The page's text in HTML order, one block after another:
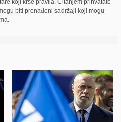
koji krše pravila. Čitanjem prihvatate
biti pronađeni sadržaji koji mogu